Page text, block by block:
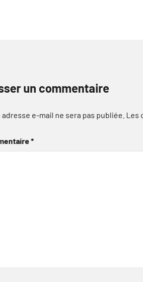
un commentaire
e-mail ne sera pas publiée. Les
*